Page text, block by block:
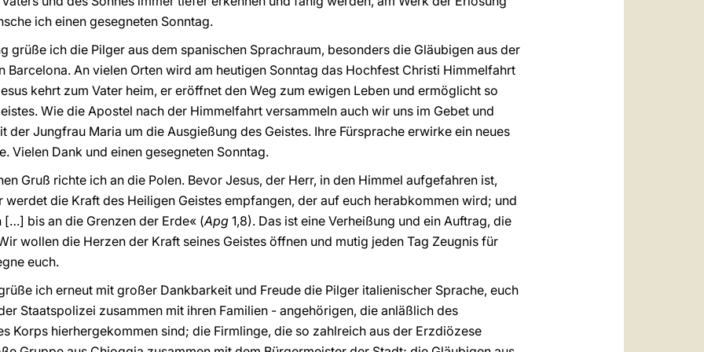
ich einen gesegneten Sonntag.
grüße ich die Pilger aus dem spanischen Sprachraum, besonders die Gläubigen aus der
Barcelona. An vielen Orten wird am heutigen Sonntag das Hochfest Christi Himmelfahrt
kehrt zum Vater heim, er eröffnet den Weg zum ewigen Leben und ermöglicht so
Wie die Apostel nach der Himmelfahrt versammeln auch wir uns im Gebet und
der Jungfrau Maria um die Ausgießung des Geistes. Ihre Fürsprache erwirke ein neues
Vielen Dank und einen gesegneten Sonntag.
Gruß richte ich an die Polen. Bevor Jesus, der Herr, in den Himmel aufgefahren ist,
werdet die Kraft des Heiligen Geistes empfangen, der auf euch herabkommen wird; und
bis an die Grenzen der Erde« (Apg 1,8). Das ist eine Verheißung und ein Auftrag, die
wollen die Herzen der Kraft seines Geistes öffnen und mutig jeden Tag Zeugnis für
euch.
ich erneut mit großer Dankbarkeit und Freude die Pilger italienischer Sprache, euch
Staatspolizei zusammen mit ihren Familien - angehörigen, die anläßlich des
Korps hierhergekommen sind; die Firmlinge, die so zahlreich aus der Erzdiözese